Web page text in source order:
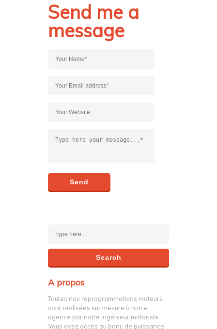
Send me a
message
A propos
Toutes nos reprogrammations moteurs
sont réalisées sur mesure à notre
agence par notre ingénieur motoriste.
Vous avez accès au banc de puissance